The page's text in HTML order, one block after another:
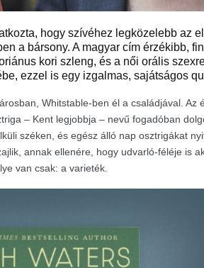
hogy szívéhez legközelebb az
a bársony. A magyar cím érzékibb,
kori szleng, és a női orális
ezzel is egy izgalmas, sajátságos
Whitstable-ben él a családjával. Az
– Kent legjobbja – nevű fogadóban
széken, és egész álló nap osztrigákat
annak ellenére, hogy udvarló-féléje is
van csak: a varieték.